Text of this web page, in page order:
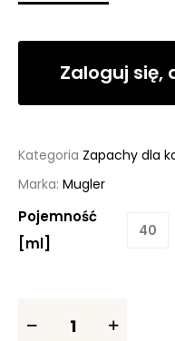
Zaloguj się,
Kategoria Zapachy dla
Marka: Mugler
Pojemność
[ml]
40